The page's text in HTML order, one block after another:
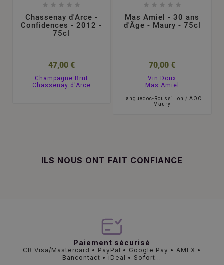
    
Chassenay d'Arce -
Confidences - 2012 -
75cl
47,00 €
Champagne Brut
Chassenay d'Arce
    
Mas Amiel - 30 ans
d'Âge - Maury - 75cl
70,00 €
Vin Doux
Mas Amiel
Languedoc-Roussillon /AOC
Maury
ILS NOUS ONT FAIT CONFIANCE
Paiement sécurisé
CB Visa/Mastercard • PayPal • Google Pay • AMEX •
Bancontact • iDeal • Sofort...